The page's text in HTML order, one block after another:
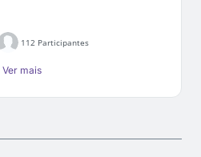
112 Participantes
Ver mais